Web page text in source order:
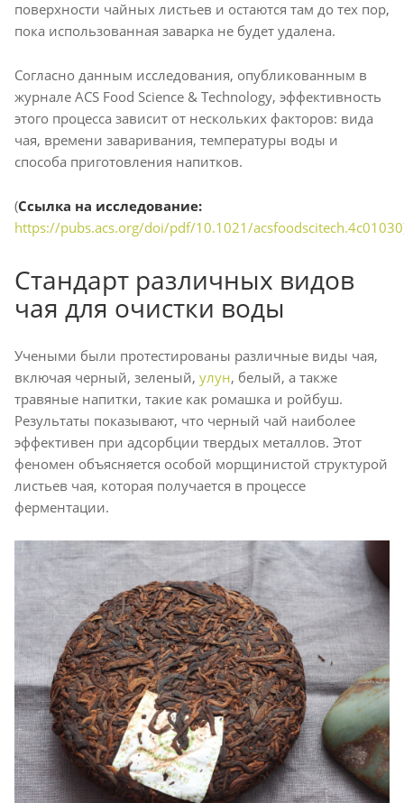
поверхности чайных листьев и остаются там до тех пор,
пока использованная заварка не будет удалена.
Согласно данным исследования, опубликованным в
журнале ACS Food Science & Technology, эффективность
этого процесса зависит от нескольких факторов: вида
чая, времени заваривания, температуры воды и
способа приготовления напитков.
(Ссылка на исследование:
https://pubs.acs.org/doi/pdf/10.1021/acsfoodscitech.4c01030
Стандарт различных видов
чая для очистки воды
Учеными были протестированы различные виды чая,
включая черный, зеленый, улун, белый, а также
травяные напитки, такие как ромашка и ройбуш.
Результаты показывают, что черный чай наиболее
эффективен при адсорбции твердых металлов. Этот
феномен объясняется особой морщинистой структурой
листьев чая, которая получается в процессе
ферментации.